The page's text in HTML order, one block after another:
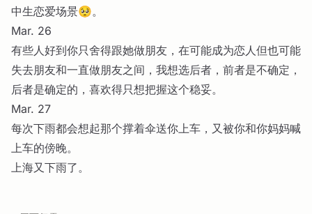
中生恋爱场景🥺。
Mar. 26
有些人好到你只舍得跟她做朋友，在可能成为恋人但也可能
失去朋友和一直做朋友之间，我想选后者，前者是不确定，
后者是确定的，喜欢得只想把握这个稳妥。
Mar. 27
每次下雨都会想起那个撑着伞送你上车，又被你和你妈妈喊
上车的傍晚。
上海又下雨了。